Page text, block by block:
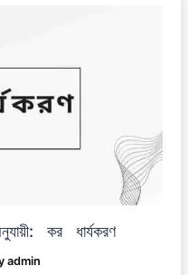
কর ধার্যকরণ
admin